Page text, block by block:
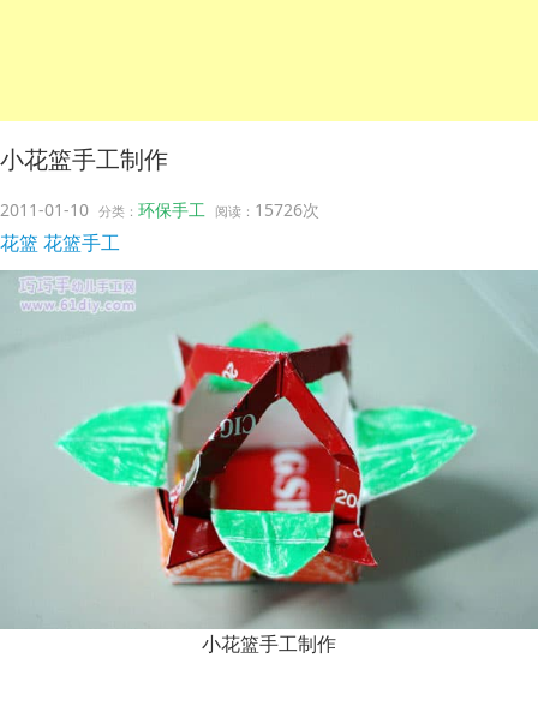
小花篮手工制作
2011-01-10 分类： 环保手工 阅读： 15726次
花篮 花篮手工
小花篮手工制作